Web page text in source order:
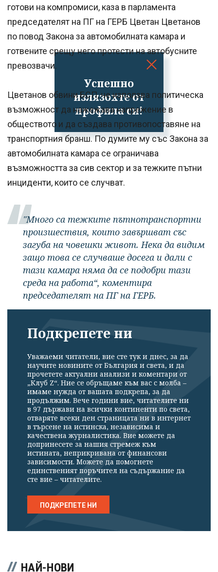
Успешно
излязохте от
профила си!
готови на компромиси, каза в парламента
председателят на ПГ на ГЕРБ Цветан Цветанов
по повод Закона за автомобилната камара и
готвените срещу него протести на автобусните
превозвачи.
Цветанов обвини БСП, че използва политическа
възможност да нажежава напрежение в
обществото и да създава противопоставяне на
транспортния бранш. По думите му със Закона за
автомобилната камара се ограничава
възможността за сив сектор и за тежките пътни
инциденти, които се случват.
"Много са тежките пътнотранспортни
произшествия, които завършват със
загуба на човешки живот. Нека да видим
защо това се случваше досега и дали с
тази камара няма да се подобри тази
среда на работа“, коментира
председателят на ПГ на ГЕРБ.
Подкрепете ни
Уважаеми читатели, вие сте тук и днес, за да
научите новините от България и света, и да
прочетете актуални анализи и коментари от
„Клуб Z“. Ние се обръщаме към вас с молба –
имаме нужда от вашата подкрепа, за да
продължим. Вече години вие, читателите ни
в 97 държави на всички континенти по света,
отваряте всеки ден страницата ни в интернет
в търсене на истинска, независима и
качествена журналистика. Вие можете да
допринесете за нашия стремеж към
истината, неприкривана от финансови
зависимости. Можете да помогнете
единственият поръчител на съдържание да
сте вие – читателите.
ПОДКРЕПЕТЕ НИ
НАЙ-НОВИ